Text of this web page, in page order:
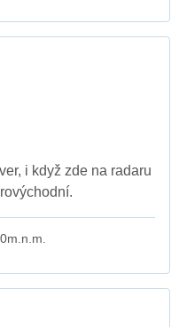
i když zde na radaru